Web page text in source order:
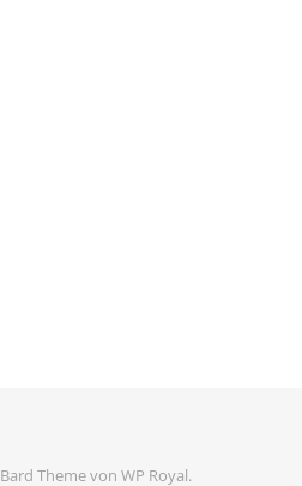
Bard Theme von WP Royal.